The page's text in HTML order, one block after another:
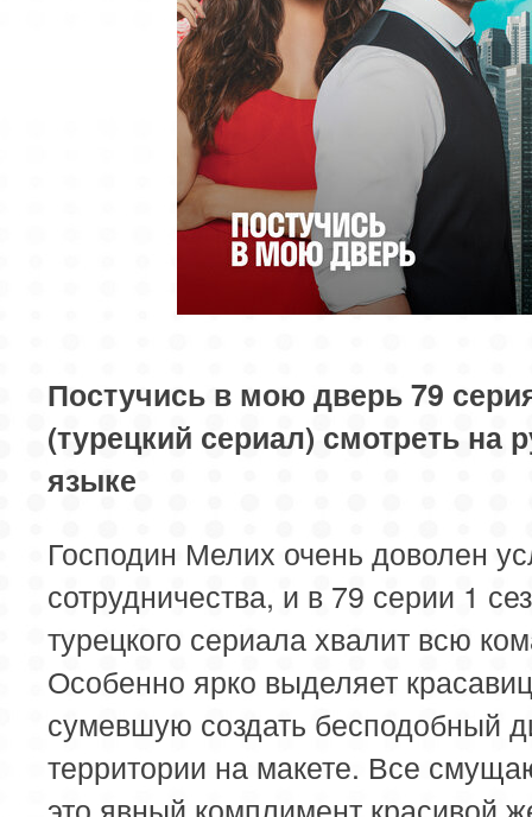
66 серия
67 серия
70 серия
71 серия
74 серия
75 серия
78 серия
79 серия
82 серия
83 серия
89 серия
90 серия
91 серия
93 серия
94 серия
95 серия
Постучись в мою дверь 79
(турецкий сериал) смотреть на
языке
Господин Мелих очень доволен
сотрудничества, и в 79 серии 1
турецкого сериала хвалит всю
Особенно ярко выделяет
сумевшую создать бесподобный
территории на макете. Все
это явный комплимент красивой